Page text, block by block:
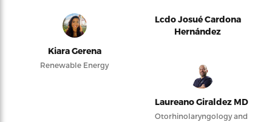
Kiara Gerena
Renewable Energy
Lcdo Josué Cardona
Hernández
Laureano Giraldez MD
Otorhinolaryngology and